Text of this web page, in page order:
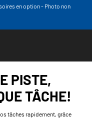
en option - Photo non
PISTE,
TÂCHE!
tâches rapidement, grâce